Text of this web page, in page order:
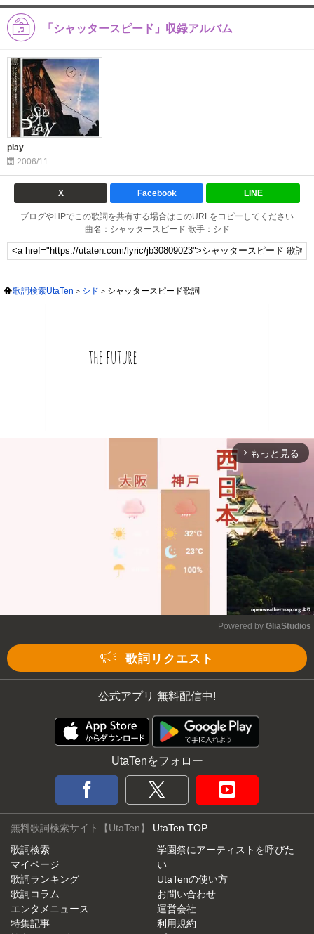
「シャッタースピード」収録アルバム
play
2006/11
X Facebook LINE
ブログやHPでこの歌詞を共有する場合はこのURLをコピーしてください
曲名：シャッタースピード 歌手：シド
歌詞検索UtaTen シド シャッタースピード歌詞
arrow_forward_ios もっと見る
Powered by GliaStudios
歌詞リクエスト
公式アプリ 無料配信中!
UtaTenをフォロー
無料歌詞検索サイト【UtaTen】 UtaTen TOP
歌詞検索
マイページ
歌詞ランキング
歌詞コラム
エンタメニュース
特集記事
学園祭にアーティストを呼びた
い
UtaTenの使い方
お問い合わせ
運営会社
利用規約